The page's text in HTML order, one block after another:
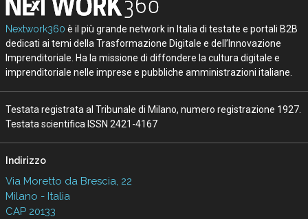
Nextwork360 è il più grande network in Italia di testate e portali B2B
dedicati ai temi della Trasformazione Digitale e dell’Innovazione
Imprenditoriale. Ha la missione di diffondere la cultura digitale e
imprenditoriale nelle imprese e pubbliche amministrazioni italiane.
Testata registrata al Tribunale di Milano, numero registrazione 1927.
Testata scientifica ISSN 2421-4167
Indirizzo
Via Moretto da Brescia, 22
Milano - Italia
CAP 20133